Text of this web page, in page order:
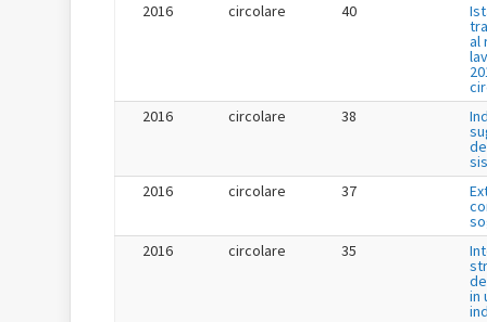
2016
circolare 40
al
2016
circolare 38
2016
circolare 37
2016
circolare 35
in